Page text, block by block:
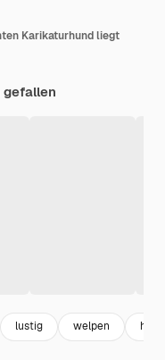
Karikaturhund liegt
gefallen
lustig welpen